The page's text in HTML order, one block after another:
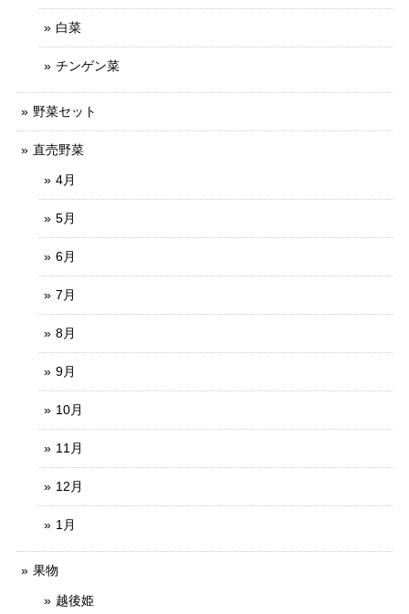
白菜
チンゲン菜
野菜セット
直売野菜
4月
5月
6月
7月
8月
9月
10月
11月
12月
1月
果物
越後姫